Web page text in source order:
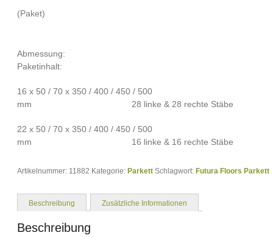
(Paket)
Abmessung:
Paketinhalt:
16 x 50 / 70 x 350 / 400 / 450 / 500
mm 28 linke & 28 rechte Stäbe
22 x 50 / 70 x 350 / 400 / 450 / 500
mm 16 linke & 16 rechte Stäbe
Artikelnummer: 11882 Kategorie: Parkett Schlagwort: Futura Floors Parkett
Beschreibung Zusätzliche Informationen
Beschreibung